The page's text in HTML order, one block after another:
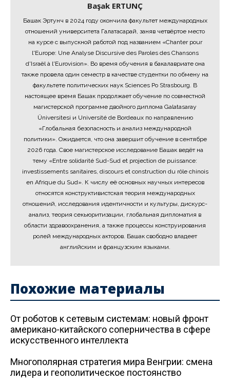
Başak ERTUNÇ
Башак Эртунч в 2024 году окончила факультет международных
отношений университета Галатасарай, заняв четвёртое место
на курсе с выпускной работой под названием «Chanter pour
l'Europe: Une Analyse Discursive des Paroles des Chansons
d'Israël à l'Eurovision». Во время обучения в бакалавриате она
также провела один семестр в качестве студентки по обмену на
факультете политических наук Sciences Po Strasbourg. В
настоящее время Башак продолжает обучение по совместной
магистерской программе двойного диплома Galatasaray
Üniversitesi и Université de Bordeaux по направлению
«Глобальная безопасность и анализ международной
политики». Ожидается, что она завершит обучение в сентябре
2026 года. Свое магистерское исследование Башак ведёт на
тему «Entre solidarité Sud-Sud et projection de puissance:
investissements sanitaires, discours et construction du rôle chinois
en Afrique du Sud». К числу её основных научных интересов
относятся конструктивистская теория международных
отношений, исследования идентичности и культуры, дискурс-
анализ, теория секьюритизации, глобальная дипломатия в
области здравоохранения, а также процессы конструирования
ролей международных акторов. Башак свободно владеет
английским и французским языками.
Похожие материалы
От роботов к сетевым системам: новый фронт
американо-китайского соперничества в сфере
искусственного интеллекта
Многополярная стратегия мира Венгрии: смена
лидера и геополитическое постоянство